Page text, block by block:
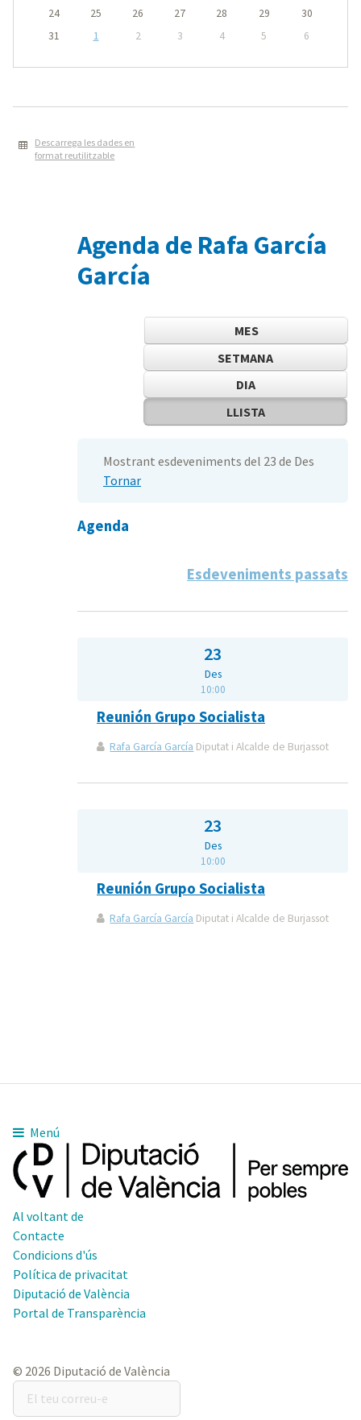
24
25 26 27 28 29
30
31
1 2 3 4 5 6
Descarrega les dades en
format reutilitzable
Agenda de Rafa García
García
MES
SETMANA
DIA
LLISTA
Mostrant esdeveniments del 23 de Des
Tornar
Agenda
Esdeveniments passats
23
Des
10:00
Reunión Grupo Socialista
Rafa García García Diputat i Alcalde de Burjassot
23
Des
10:00
Reunión Grupo Socialista
Rafa García García Diputat i Alcalde de Burjassot
Menú
Al voltant de
Contacte
Condicions d'ús
Política de privacitat
Diputació de València
Portal de Transparència
© 2026 Diputació de València
El
teu